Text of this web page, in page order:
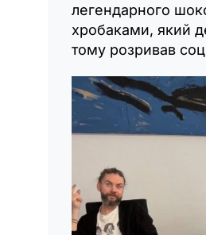
легендарного
хробаками, який
тому розривав